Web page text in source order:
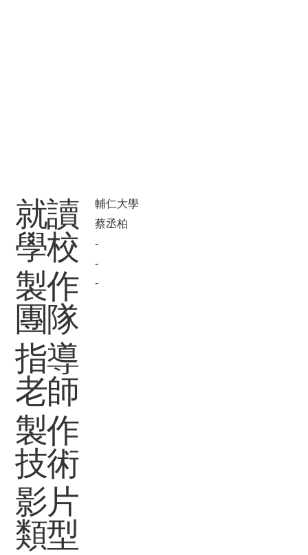
​就讀
學校
製作
團隊
指導
老師
製作
技術
影片
類型
輔仁大學
蔡丞柏
-
-
-